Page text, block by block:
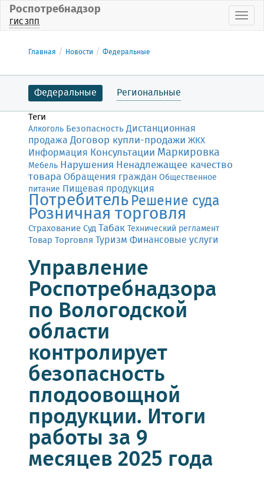
Роспотребнадзор
ГИС ЗПП
Главная Новости Федеральные
Федеральные Региональные
Теги
Алкоголь БезопасностьДистанционная
продажа Договор купли-продажи ЖКХ
Информация Консультации Маркировка
Мебель Нарушения Ненадлежащее качество
товара Обращения граждан Общественное
питание Пищевая продукция
ПотребительРешение суда
Розничная торговля
СтрахованиеСудТабакТехнический регламент
Товар Торговля Туризм Финансовые услуги
Управление
Роспотребнадзора
по Вологодской
области
контролирует
безопасность
плодоовощной
продукции. Итоги
работы за 9
месяцев 2025 года